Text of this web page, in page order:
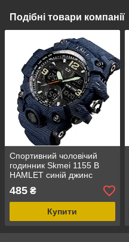
Подібні товари компанії
Спортивний чоловічий
годинник Skmei 1155 B
HAMLET синій джинс
485 ₴
Купити